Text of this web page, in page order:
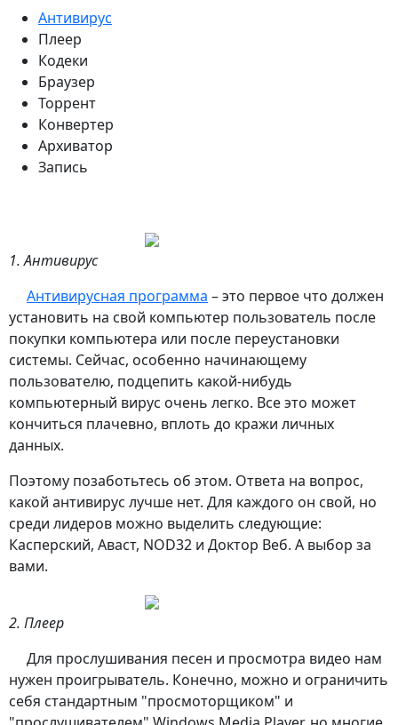
Антивирус
Плеер
Кодеки
Браузер
Торрент
Конвертер
Архиватор
Запись
1. Антивирус
Антивирусная программа – это первое что должен
установить на свой компьютер пользователь после
покупки компьютера или после переустановки
системы. Сейчас, особенно начинающему
пользователю, подцепить какой-нибудь
компьютерный вирус очень легко. Все это может
кончиться плачевно, вплоть до кражи личных
данных.
Поэтому позаботьтесь об этом. Ответа на вопрос,
какой антивирус лучше нет. Для каждого он свой, но
среди лидеров можно выделить следующие:
Касперский, Аваст, NOD32 и Доктор Веб. А выбор за
вами.
2. Плеер
Для прослушивания песен и просмотра видео нам
нужен проигрыватель. Конечно, можно и ограничить
себя стандартным "просмоторщиком" и